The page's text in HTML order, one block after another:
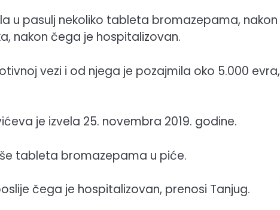
u pasulj nekoliko tableta bromazepama, nakon
nakon čega je hospitalizovan.
vezi i od njega je pozajmila oko 5.000 evra,
je izvela 25. novembra 2019. godine.
tableta bromazepama u piće.
čega je hospitalizovan, prenosi Tanjug.